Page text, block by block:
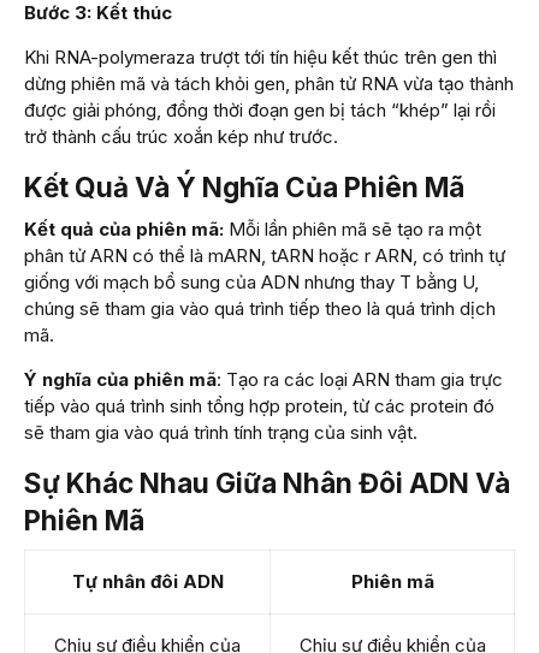
Bước 3: Kết thúc
Khi RNA-polymeraza trượt tới tín hiệu kết thúc trên gen thì
dừng phiên mã và tách khỏi gen, phân tử RNA vừa tạo thành
được giải phóng, đồng thời đoạn gen bị tách “khép” lại rồi
trở thành cấu trúc xoắn kép như trước.
Kết Quả Và Ý Nghĩa Của Phiên Mã
Kết quả của phiên mã: Mỗi lần phiên mã sẽ tạo ra một
phân tử ARN có thể là mARN, tARN hoặc r ARN, có trình tự
giống với mạch bổ sung của ADN nhưng thay T bằng U,
chúng sẽ tham gia vào quá trình tiếp theo là quá trình dịch
mã.
Ý nghĩa của phiên mã: Tạo ra các loại ARN tham gia trực
tiếp vào quá trình sinh tổng hợp protein, từ các protein đó
sẽ tham gia vào quá trình tính trạng của sinh vật.
Sự Khác Nhau Giữa Nhân Đôi ADN Và
Phiên Mã
Tự nhân đôi ADN Phiên mã
Chịu sự điều khiển của
Chịu sự điều khiển của